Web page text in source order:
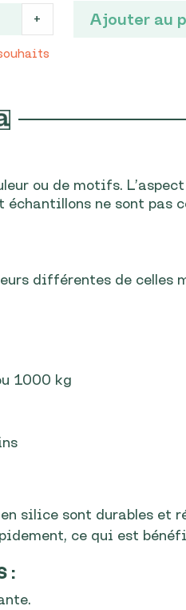
+ Ajouter au
ou de motifs.
ne sont pas
différentes de celles
1000 kg
silice sont durables et
ce qui est
: